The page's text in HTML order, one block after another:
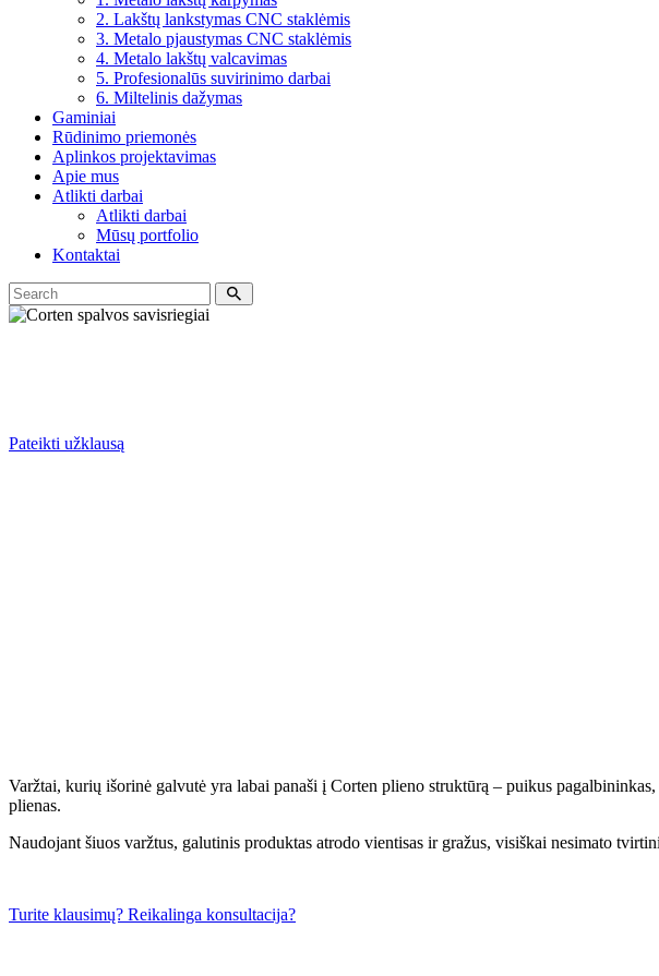
2. Lakštų lankstymas CNC staklėmis
3. Metalo pjaustymas CNC staklėmis
4. Metalo lakštų valcavimas
5. Profesionalūs suvirinimo darbai
6. Miltelinis dažymas
Gaminiai
Rūdinimo priemonės
Aplinkos projektavimas
Apie mus
Atlikti darbai
Atlikti darbai
Mūsų portfolio
Kontaktai
Pateikti užklausą
Varžtai, kurių išorinė galvutė yra labai panaši į Corten plieno struktūrą – puikus
plienas.
Naudojant šiuos varžtus, galutinis produktas atrodo vientisas ir gražus, visiškai nesimato
Turite klausimų? Reikalinga konsultacija?